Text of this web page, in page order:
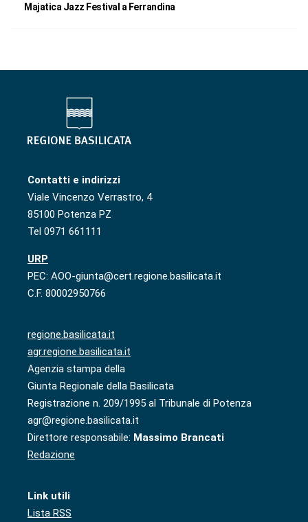
Majatica Jazz Festival a Ferrandina
Contatti e indirizzi
Viale Vincenzo Verrastro, 4
85100 Potenza PZ
Tel 0971 661111
URP
PEC: AOO-giunta@cert.regione.basilicata.it
C.F. 80002950766
regione.basilicata.it
agr.regione.basilicata.it
Agenzia stampa della
Giunta Regionale della Basilicata
Registrazione n. 209/1995 al Tribunale di Potenza
agr@regione.basilicata.it
Direttore responsabile: Massimo Brancati
Redazione
Link utili
Lista RSS